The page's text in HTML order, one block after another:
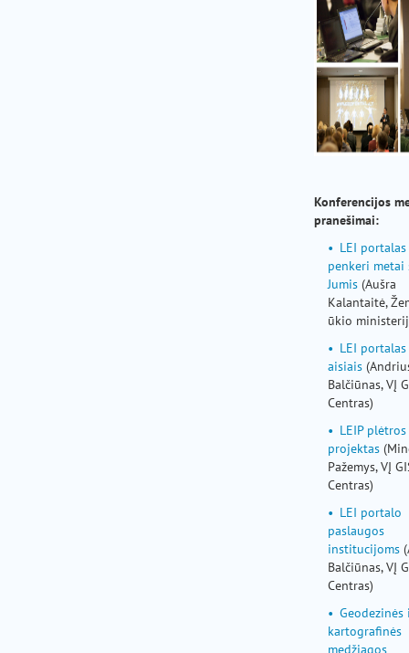
Konferencijos
pranešimai:
LEI portalas
penkeri metai
Jumis (Aušra
Kalantaitė,
ūkio
LEI
aisiais
Balčiūnas, VĮ
Centras)
LEIP plėtros
projektas
Pažemys, VĮ
Centras)
LEI portalo
paslaugos
institucijoms
Balčiūnas, VĮ
Centras)
Geodezinės
kartografinės
medžiagos